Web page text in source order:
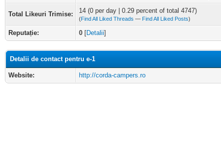
Total Likeuri Trimise: 14 (0 per day | 0.29 percent of total 4747)
(Find All Liked Threads — Find All Liked Posts)
Reputație: 0 [Detalii]
Detalii de contact pentru e-1
Website: http://corda-campers.ro